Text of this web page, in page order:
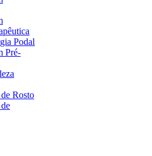
Podal
Pré-
Rosto